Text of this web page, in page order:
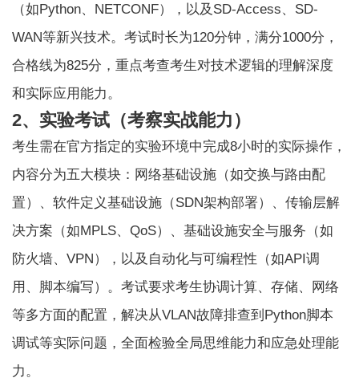
（如Python、NETCONF），以及SD-Access、SD-
WAN等新兴技术。考试时长为120分钟，满分1000分，
合格线为825分，重点考查考生对技术逻辑的理解深度
和实际应用能力。
2、实验考试（考察实战能力）
考生需在官方指定的实验环境中完成8小时的实际操作，
内容分为五大模块：网络基础设施（如交换与路由配
置）、软件定义基础设施（SDN架构部署）、传输层解
决方案（如MPLS、QoS）、基础设施安全与服务（如
防火墙、VPN），以及自动化与可编程性（如API调
用、脚本编写）。考试要求考生协调计算、存储、网络
等多方面的配置，解决从VLAN故障排查到Python脚本
调试等实际问题，全面检验全局思维能力和应急处理能
力。